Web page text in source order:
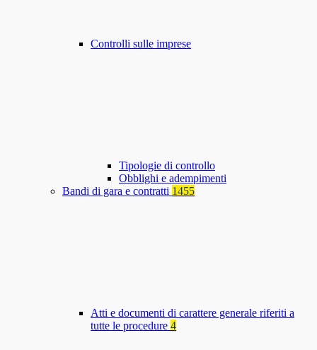
Controlli sulle imprese
Tipologie di controllo
Obblighi e adempimenti
Bandi di gara e contratti 1455
Atti e documenti di carattere generale riferiti a
tutte le procedure 4